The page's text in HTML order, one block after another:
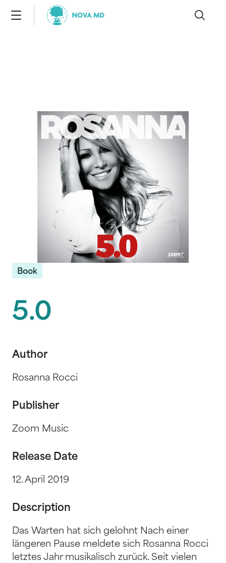
Book
5.0
Author
Rosanna Rocci
Publisher
Zoom Music
Release Date
12. April 2019
Description
Das Warten hat sich gelohnt Nach einer
längeren Pause meldete sich Rosanna Rocci
letztes Jahr musikalisch zurück. Seit vielen